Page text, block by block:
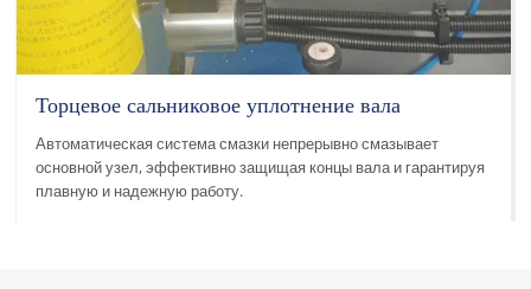
Торцевое сальниковое уплотнение вала
Автоматическая система смазки непрерывно смазывает
основной узел, эффективно защищая концы вала и гарантируя
плавную и надежную работу.